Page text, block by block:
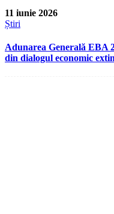
11 iunie 2026
Știri
Adunarea Generală EBA
din dialogul economic